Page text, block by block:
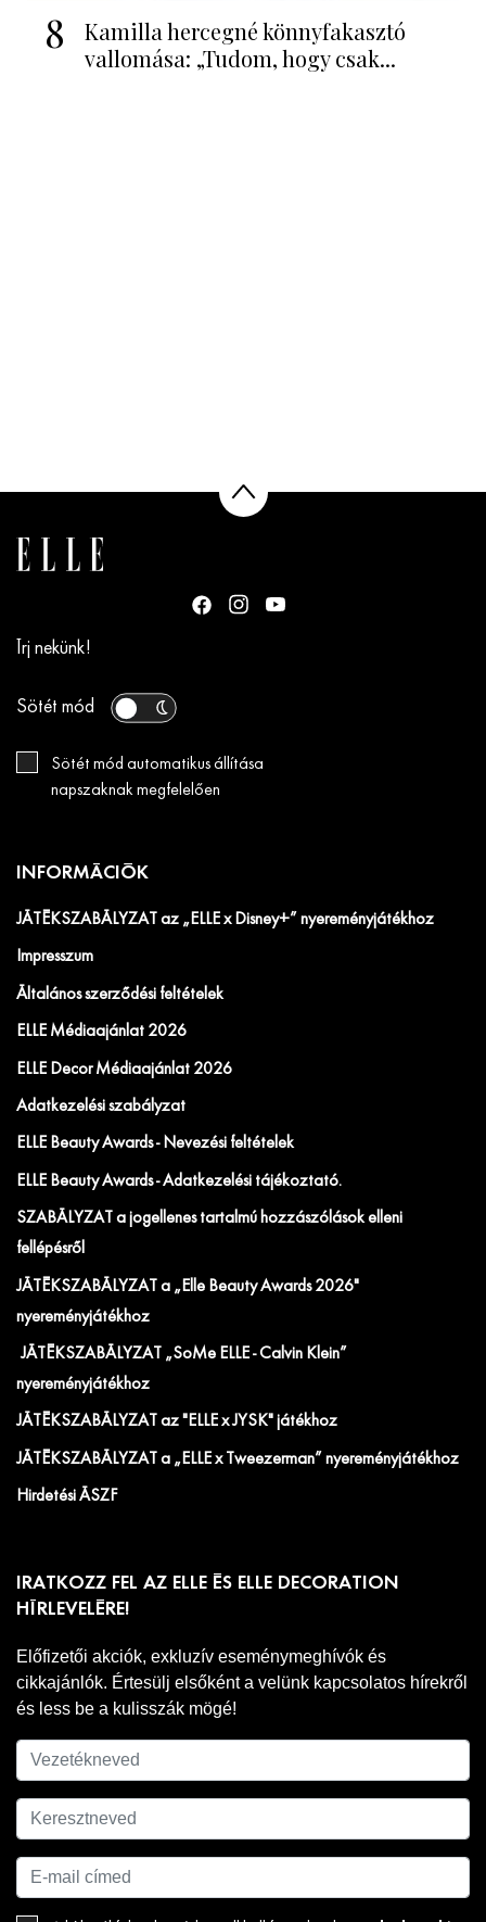
8
Kamilla hercegné könnyfakasztó
vallomása: „Tudom, hogy csak...
Írj nekünk!
Sötét mód
Sötét mód automatikus állítása
napszaknak megfelelően
INFORMÁCIÓK
JÁTÉKSZABÁLYZAT az „ELLE x Disney+” nyereményjátékhoz
Impresszum
Általános szerződési feltételek
ELLE Médiaajánlat 2026
ELLE Decor Médiaajánlat 2026
Adatkezelési szabályzat
ELLE Beauty Awards - Nevezési feltételek
ELLE Beauty Awards - Adatkezelési tájékoztató.
SZABÁLYZAT a jogellenes tartalmú hozzászólások elleni
fellépésről
JÁTÉKSZABÁLYZAT a „Elle Beauty Awards 2026"
nyereményjátékhoz
JÁTÉKSZABÁLYZAT „SoMe ELLE - Calvin Klein”
nyereményjátékhoz
JÁTÉKSZABÁLYZAT az "ELLE x JYSK" játékhoz
JÁTÉKSZABÁLYZAT a „ELLE x Tweezerman” nyereményjátékhoz
Hirdetési ÁSZF
IRATKOZZ FEL AZ ELLE ÉS ELLE DECORATION
HÍRLEVELÉRE!
Előfizetői akciók, exkluzív eseménymeghívók és
cikkajánlók. Értesülj elsőként a velünk kapcsolatos hírekről
és less be a kulisszák mögé!